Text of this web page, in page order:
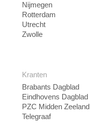
Nijmegen
Rotterdam
Utrecht
Zwolle
Kranten
Brabants Dagblad
Eindhovens Dagblad
PZC Midden Zeeland
Telegraaf